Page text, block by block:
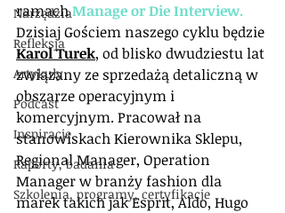
Narzędzia
Refleksja
Artykuły
Podcast
Inspiracje
Raporty, badania
Szkolenia, programy, certyfikacje
ramach Manage or Die Interview.
Dzisiaj Gościem naszego cyklu będzie
Karol Turek, od blisko dwudziestu lat
związany ze sprzedażą detaliczną w
obszarze operacyjnym i
komercyjnym. Pracował na
stanowiskach Kierownika Sklepu,
Regional Manager, Operation
Manager w branży fashion dla
marek takich jak Esprit, Aldo, Hugo